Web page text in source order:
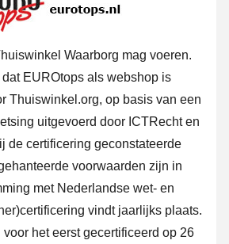
Waarborg mag voeren.
dat EUROtops als webshop is
Thuiswinkel.org, op basis van een
uitgevoerd door ICTRecht en
de certificering geconstateerde
voorwaarden zijn in
met Nederlandse wet- en
vindt jaarlijks plaats.
voor het eerst gecertificeerd op 26